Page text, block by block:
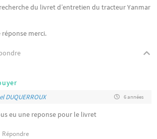
du livret d’entretien du tracteur Yanmar
réponse merci.
DUQUERROUX 6 années
eu une reponse pour le livret
Répondre